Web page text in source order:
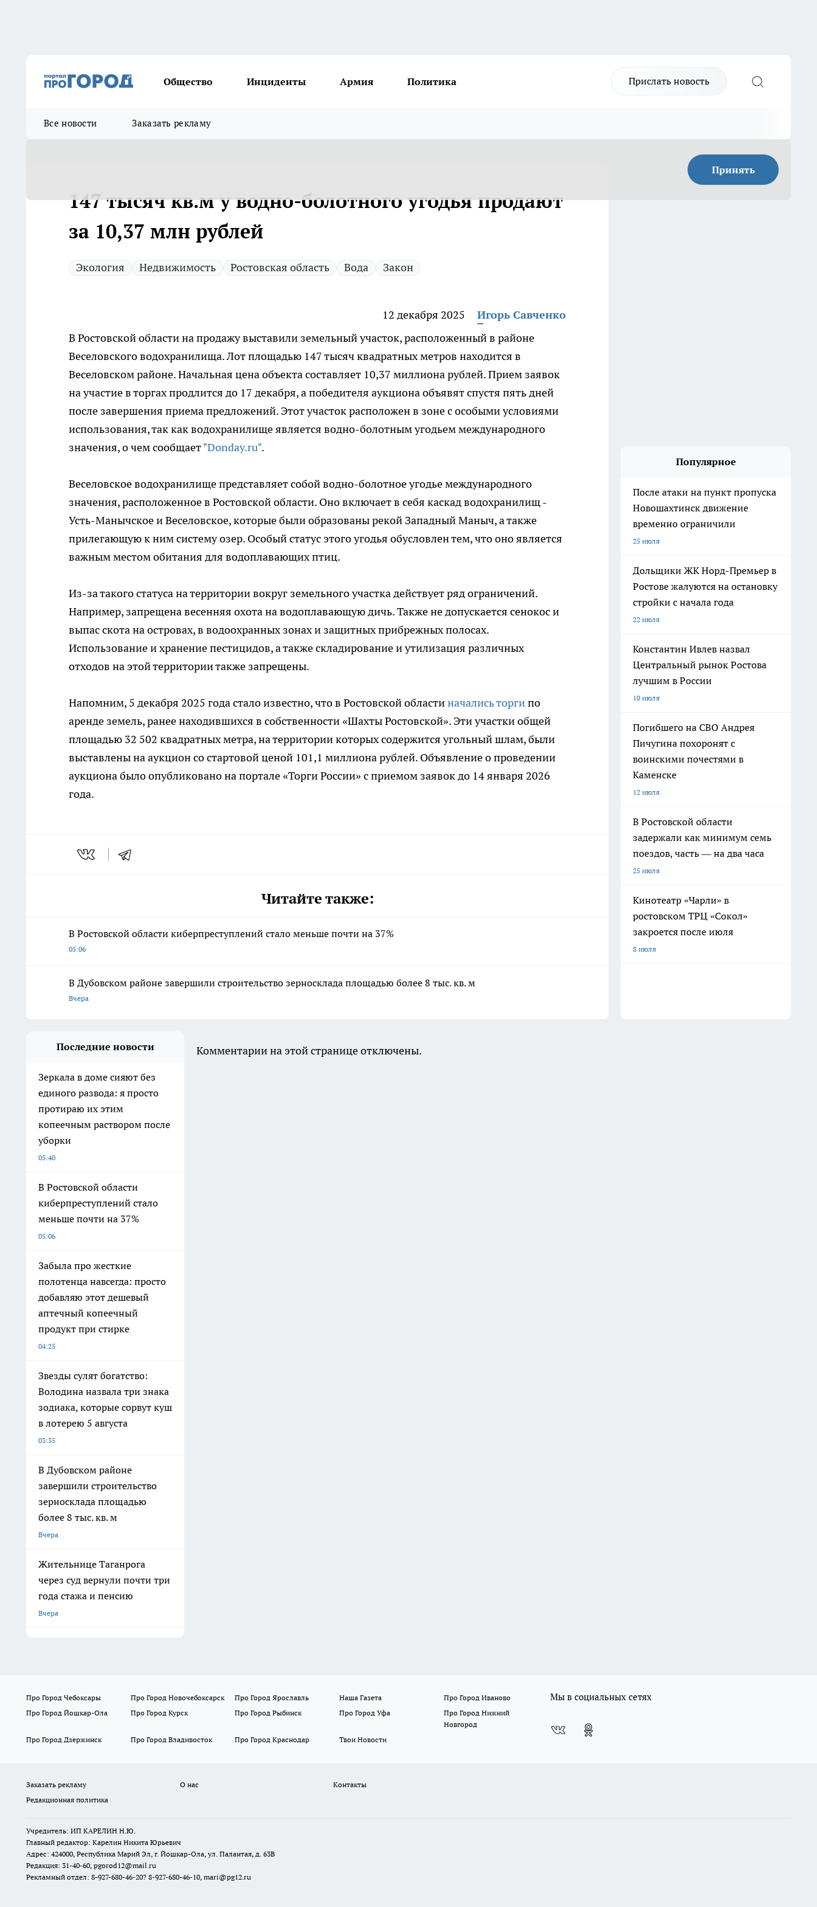
Общество Инциденты Армия Политика Прислать новость
Все новости Заказать рекламу
Принять
147 тысяч кв.м у водно-болотного угодья продают
за 10,37 млн рублей
Экология Недвижимость Ростовская область Вода Закон
12 декабря 2025
Игорь Савченко
В Ростовской области на продажу выставили земельный участок, расположенный в районе
Веселовского водохранилища. Лот площадью 147 тысяч квадратных метров находится в
Веселовском районе. Начальная цена объекта составляет 10,37 миллиона рублей. Прием заявок
на участие в торгах продлится до 17 декабря, а победителя аукциона объявят спустя пять дней
после завершения приема предложений. Этот участок расположен в зоне с особыми условиями
использования, так как водохранилище является водно-болотным угодьем международного
значения, о чем сообщает"Donday.ru".
Веселовское водохранилище представляет собой водно-болотное угодье международного
значения, расположенное в Ростовской области. Оно включает в себя каскад водохранилищ -
Усть-Манычское и Веселовское, которые были образованы рекой Западный Маныч, а также
прилегающую к ним систему озер. Особый статус этого угодья обусловлен тем, что оно является
важным местом обитания для водоплавающих птиц.
Из-за такого статуса на территории вокруг земельного участка действует ряд ограничений.
Например, запрещена весенняя охота на водоплавающую дичь. Также не допускается сенокос и
выпас скота на островах, в водоохранных зонах и защитных прибрежных полосах.
Использование и хранение пестицидов, а также складирование и утилизация различных
отходов на этой территории также запрещены.
Напомним, 5 декабря 2025 года стало известно, что в Ростовской областиначались торгипо
аренде земель, ранее находившихся в собственности «Шахты Ростовской». Эти участки общей
площадью 32 502 квадратных метра, на территории которых содержится угольный шлам, были
выставлены на аукцион со стартовой ценой 101,1 миллиона рублей. Объявление о проведении
аукциона было опубликовано на портале «Торги России» с приемом заявок до 14 января 2026
года.
Читайте также:
В Ростовской области киберпреступлений стало меньше почти на 37%
05:06
В Дубовском районе завершили строительство зерносклада площадью более 8 тыс. кв. м
Вчера
Популярное
После атаки на пункт пропуска
Новошахтинск движение
временно ограничили
25 июля
Дольщики ЖК Норд-Премьер в
Ростове жалуются на остановку
стройки с начала года
22 июля
Константин Ивлев назвал
Центральный рынок Ростова
лучшим в России
10 июля
Погибшего на СВО Андрея
Пичугина похоронят с
воинскими почестями в
Каменске
12 июля
В Ростовской области
задержали как минимум семь
поездов, часть — на два часа
25 июля
Кинотеатр «Чарли» в
ростовском ТРЦ «Сокол»
закроется после июля
8 июля
Последние новости
Зеркала в доме сияют без
единого развода: я просто
протираю их этим
копеечным раствором после
уборки
05:40
В Ростовской области
киберпреступлений стало
меньше почти на 37%
05:06
Забыла про жесткие
полотенца навсегда: просто
добавляю этот дешевый
аптечный копеечный
продукт при стирке
04:25
Звезды сулят богатство:
Володина назвала три знака
зодиака, которые сорвут куш
в лотерею 5 августа
03:35
В Дубовском районе
завершили строительство
зерносклада площадью
более 8 тыс. кв. м
Вчера
Жительнице Таганрога
через суд вернули почти три
года стажа и пенсию
Вчера
Комментарии на этой странице отключены.
Про Город Чебоксары Про Город Новочебоксарск Про Город Ярославль Наша Газета
Про Город Иваново
Про Город Йошкар-Ола
Про Город Курск Про Город Рыбинск Про Город Уфа
Про Город Нижний
Новгород
Про Город Дзержинск
Про Город Владивосток Про Город Краснодар Твои Новости
Мы в социальных сетях
Заказать рекламу О нас
Контакты
Редакционная политика
Учредитель: ИП КАРЕЛИН Н.Ю.
Главный редактор: Карелин Никита Юрьевич
Адрес: 424000, Республика Марий Эл, г. Йошкар-Ола, ул. Палантая, д. 63В
Редакция: 31-40-60, pgorod12@mail.ru
Рекламный отдел: 8-927-680-46-20? 8-927-680-46-10, mari@pg12.ru